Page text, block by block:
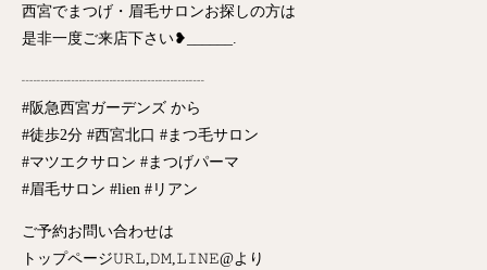
西宮でまつげ・眉毛サロンお探しの方は
是非一度ご来店下さい❥______.
┈┈┈┈┈┈┈┈┈┈┈┈
#阪急西宮ガーデンズ から
#徒歩2分 #西宮北口 #まつ毛サロン
#マツエクサロン #まつげパーマ
#眉毛サロン #lien #リアン
ご予約お問い合わせは
トップページ𝚄𝚁𝙻,𝙳𝙼,𝙻𝙸𝙽𝙴@より